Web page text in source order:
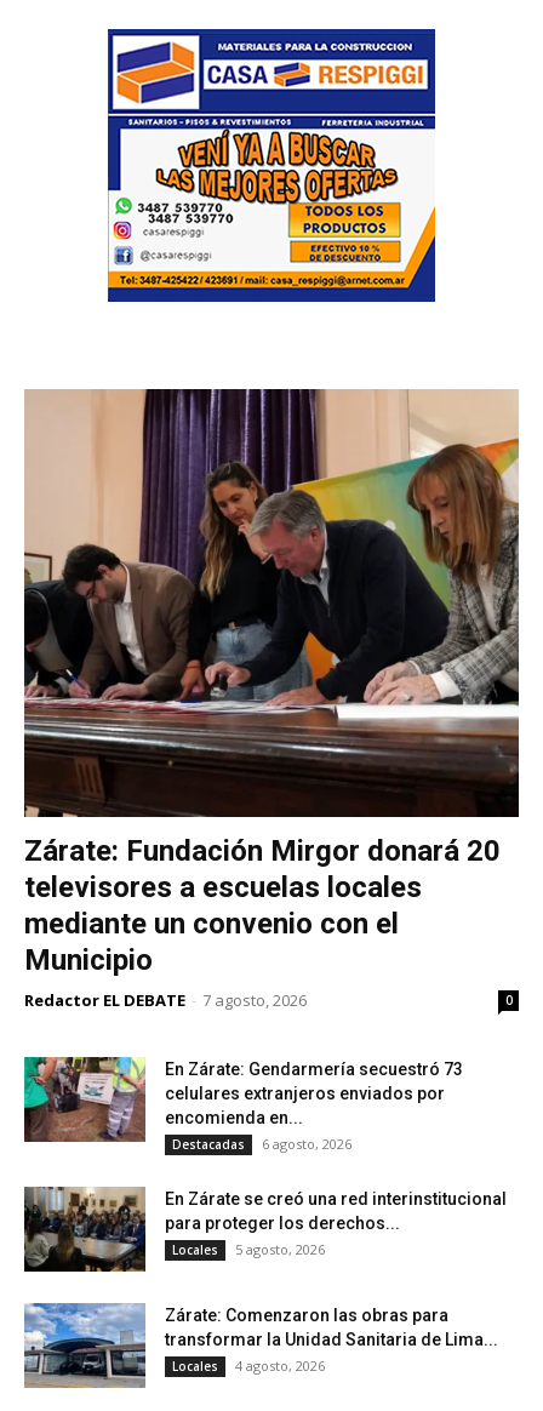
Zárate: Fundación Mirgor donará 20
televisores a escuelas locales
mediante un convenio con el
Municipio
Redactor EL DEBATE - 7 agosto, 2026 0
En Zárate: Gendarmería secuestró 73
celulares extranjeros enviados por
encomienda en...
Destacadas 6 agosto, 2026
En Zárate se creó una red interinstitucional
para proteger los derechos...
Locales 5 agosto, 2026
Zárate: Comenzaron las obras para
transformar la Unidad Sanitaria de Lima...
Locales 4 agosto, 2026